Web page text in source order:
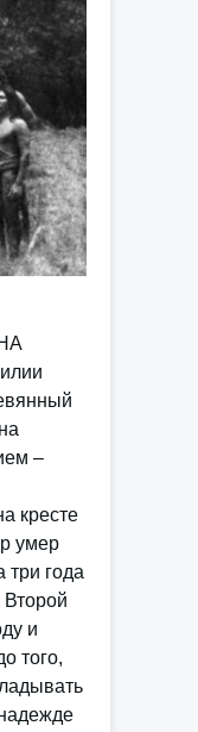
–
кресте
умер
три года
и
того,